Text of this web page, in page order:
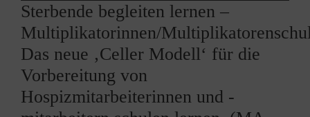
Sterbende begleiten lernen –
Multiplikatorinnen/
Das neue ‚Celler Modell‘ für die
Vorbereitung von
Hospizmitarbeiterinnen und -